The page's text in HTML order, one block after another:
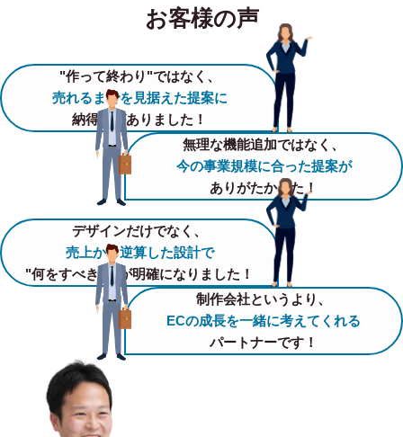
お客様の声
"作って終わり"ではなく、
売れるまでを見据えた提案に
納得感がありました！
無理な機能追加ではなく、
今の事業規模に合った提案が
ありがたかった！
デザインだけでなく、
売上から逆算した設計で
"何をすべきか"が明確になりました！
制作会社というより、
ECの成長を一緒に考えてくれる
パートナーです！